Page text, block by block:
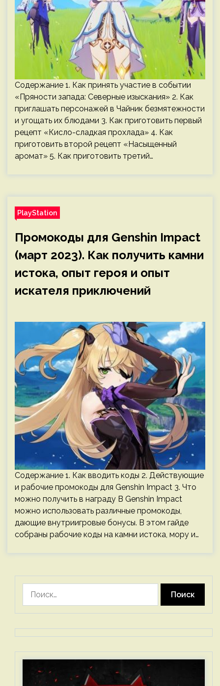
Содержание 1. Как принять участие в событии
«Пряности запада: Северные изыскания» 2. Как
приглашать персонажей в Чайник безмятежности
и угощать их блюдами 3. Как приготовить первый
рецепт «Кисло-сладкая прохлада» 4. Как
приготовить второй рецепт «Насыщенный
аромат» 5. Как приготовить третий…
PlayStation
Промокоды для Genshin Impact
(март 2023). Как получить камни
истока, опыт героя и опыт
искателя приключений
Содержание 1. Как вводить коды 2. Действующие
и рабочие промокоды для Genshin Impact 3. Что
можно получить в награду В Genshin Impact
можно использовать различные промокоды,
дающие внутриигровые бонусы. В этом гайде
собраны рабочие коды на камни истока, мору и…